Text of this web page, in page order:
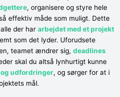
, organisere og styre hele
effektiv måde som muligt. Dette
der har arbejdet med et projekt
som det lyder. Uforudsete
teamet ændrer sig, deadlines
skal du altså lynhurtigt kunne
udfordringer, og sørger for at i
mål.